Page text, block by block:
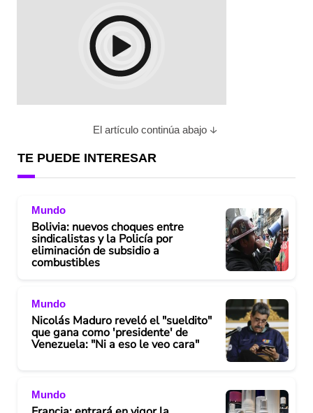
El artículo continúa abajo
TE PUEDE INTERESAR
Mundo
Bolivia: nuevos choques entre
sindicalistas y la Policía por
eliminación de subsidio a
combustibles
Mundo
Nicolás Maduro reveló el "sueldito"
que gana como 'presidente' de
Venezuela: "Ni a eso le veo cara"
Mundo